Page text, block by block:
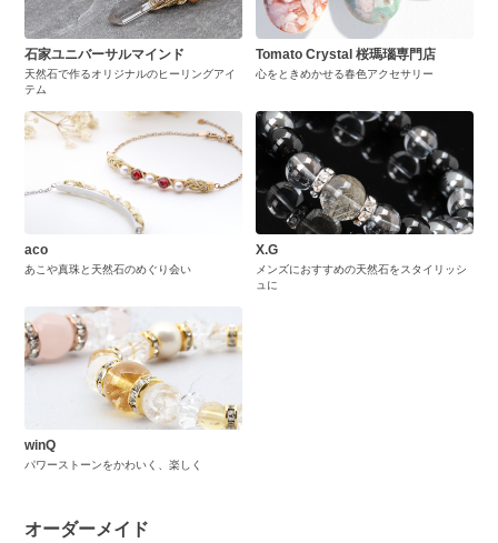
石家ユニバーサルマインド
天然石で作るオリジナルのヒーリングアイ
テム
Tomato Crystal 桜瑪瑙専門店
心をときめかせる春色アクセサリー
aco
あこや真珠と天然石のめぐり会い
X.G
メンズにおすすめの天然石をスタイリッシ
ュに
winQ
パワーストーンをかわいく、楽しく
オーダーメイド